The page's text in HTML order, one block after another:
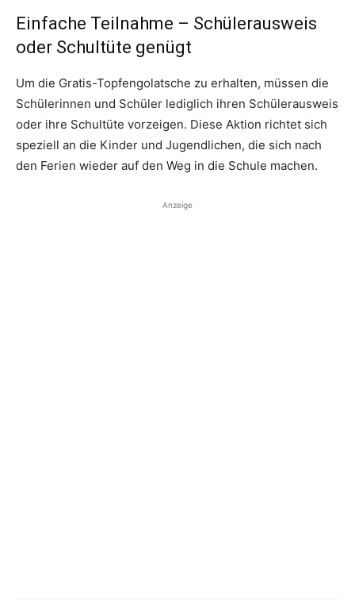
Einfache Teilnahme – Schülerausweis
oder Schultüte genügt
Um die Gratis-Topfengolatsche zu erhalten, müssen die
Schülerinnen und Schüler lediglich ihren Schülerausweis
oder ihre Schultüte vorzeigen. Diese Aktion richtet sich
speziell an die Kinder und Jugendlichen, die sich nach
den Ferien wieder auf den Weg in die Schule machen.
Anzeige